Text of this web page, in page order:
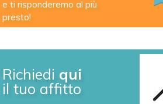
e ti risponderemo al più
presto!
Richiedi qui
il tuo affitto